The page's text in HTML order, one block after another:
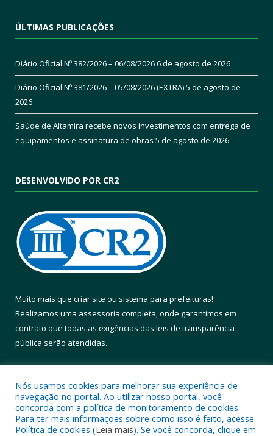
ÚLTIMAS PUBLICAÇÕES
Diário Oficial Nº 382/2026 – 06/08/20266 de agosto de 2026
Diário Oficial Nº 381/2026 – 05/08/2026 (EXTRA)5 de agosto de
2026
Saúde de Altamira recebe novos investimentos com entrega de
equipamentos e assinatura de obras 5 de agosto de 2026
DESENVOLVIDO POR CR2
Muito mais que criar site ou sistema para prefeituras!
Realizamos uma assessoria completa, onde garantimos em
contrato que todas as exigências das leis de transparência
pública serão atendidas.
Nós usamos cookies para melhorar sua experiência de
navegação no portal. Ao utilizar nosso portal, você
concorda com a política de monitoramento de cookies.
Para ter mais informações sobre como isso é feito, acesse
Política de cookies (Leia mais). Se você concorda, clique em